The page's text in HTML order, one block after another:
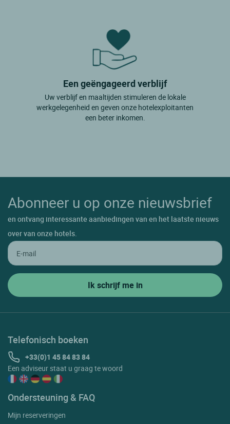
Een geëngageerd verblijf
Uw verblijf en maaltijden stimuleren de lokale
werkgelegenheid en geven onze hotelexploitanten
een beter inkomen.
Abonneer u op onze nieuwsbrief
en ontvang interessante aanbiedingen van en het laatste nieuws
over van onze hotels.
Telefonisch boeken
+33(0)1 45 84 83 84
Een adviseur staat u graag te woord
Ondersteuning & FAQ
Mijn reserveringen